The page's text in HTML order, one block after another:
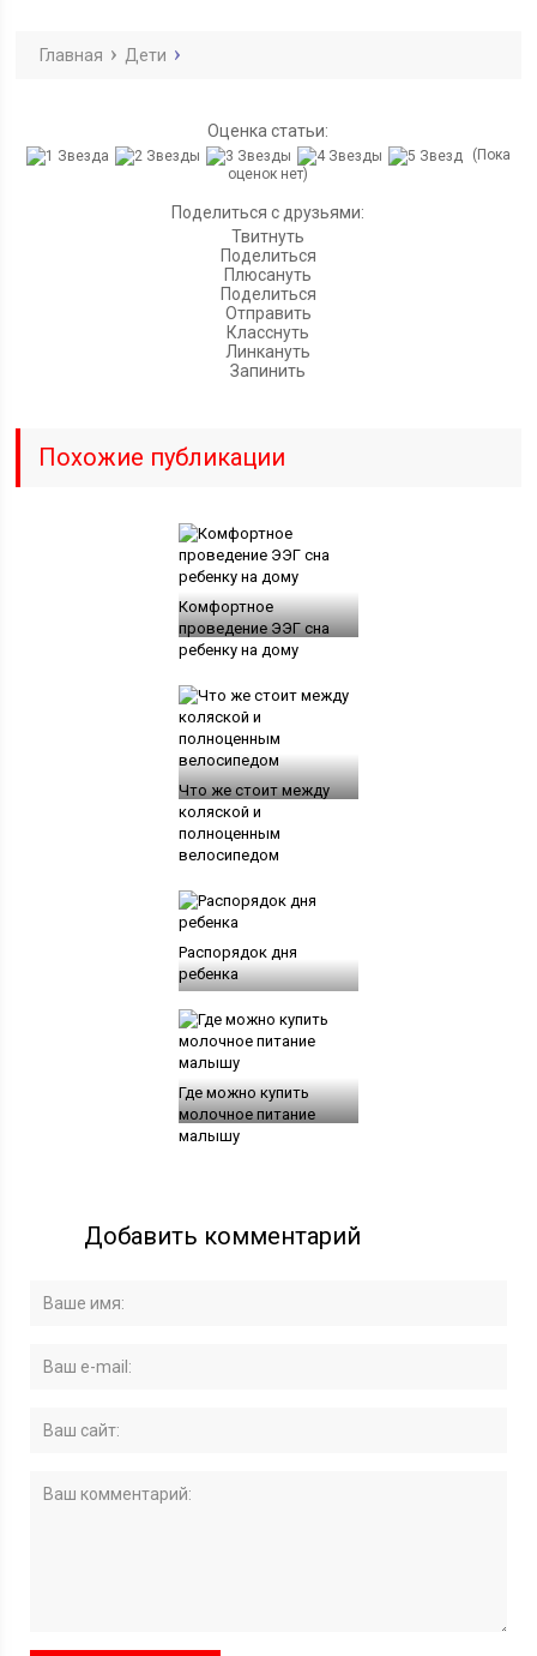
Главная Дети
Оценка статьи:
(Пока
оценок нет)
Поделиться с друзьями:
Твитнуть
Поделиться
Плюсануть
Поделиться
Отправить
Класснуть
Линкануть
Запинить
Похожие публикации
Комфортное
проведение ЭЭГ сна
ребенку на дому
Что же стоит между
коляской и
полноценным
велосипедом
Распорядок дня
ребенка
Где можно купить
молочное питание
малышу
Добавить комментарий